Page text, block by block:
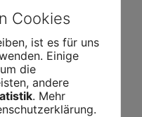
Cookies
ist es für uns
Einige
die
andere
. Mehr